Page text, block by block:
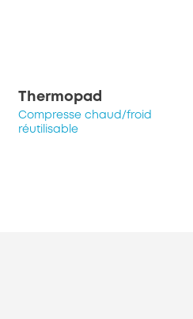
Thermopad
Compresse chaud/froid
réutilisable